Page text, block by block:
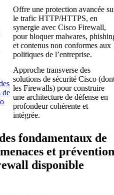
Offre une protection avancée
le trafic HTTP/HTTPS, en
synergie avec Cisco Firewall,
pour bloquer malwares,
et contenus non conformes aux
politiques de l’entreprise.
de
Approche transverse des
solutions de sécurité Cisco
les Firewalls) pour construire
une architecture de défense en
profondeur cohérente et
intégrée.
fondamentaux de
et prévention
disponible